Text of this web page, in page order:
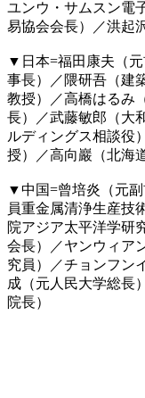
ユンウ・サムスン電
易協会会長）／洪起
▼日本=福田康夫（
事長）／隈研吾（建
教授）／高橋はるみ
長）／武藤敏郎（大
ルディングス相談役
授）／高向巖（北海
▼中国=曾培炎（元
員重金属清浄生産技
院アジア太平洋学研
会長）／ヤンウィア
究員）／チョンフン
成（元人民大学総長
院長）